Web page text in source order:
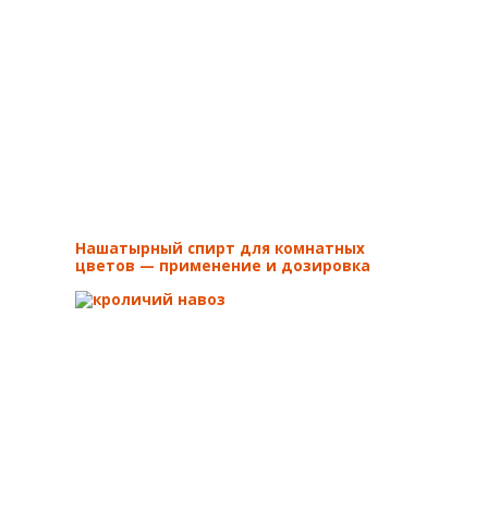
Нашатырный спирт для комнатных
цветов — применение и дозировка